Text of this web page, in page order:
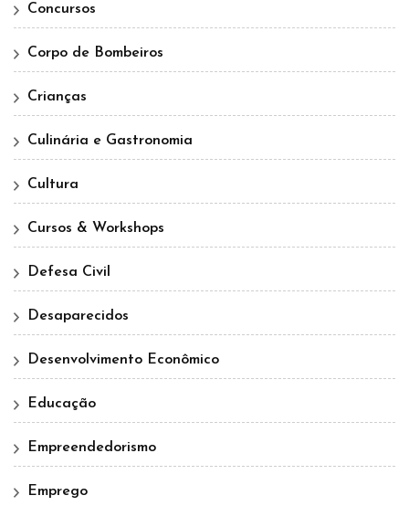
Concursos
Corpo de Bombeiros
Crianças
Culinária e Gastronomia
Cultura
Cursos & Workshops
Defesa Civil
Desaparecidos
Desenvolvimento Econômico
Educação
Empreendedorismo
Emprego